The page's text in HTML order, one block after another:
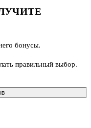
бонусы.
правильный выбор.